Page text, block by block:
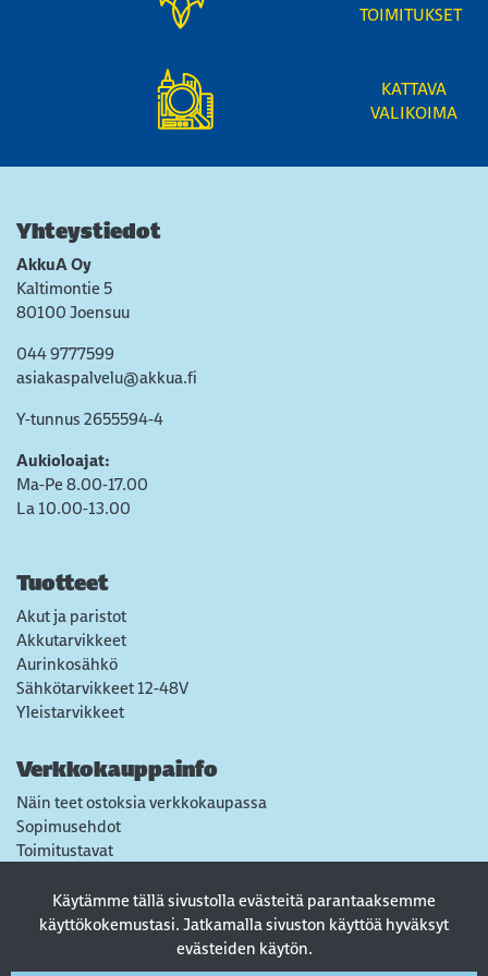
Käytämme tällä sivustolla evästeitä parantaaksemme
käyttökokemustasi. Jatkamalla sivuston käyttöä hyväksyt
evästeiden käytön.
TOIMITUKSET
KATTAVA
VALIKOIMA
Yhteystiedot
AkkuA Oy
Kaltimontie 5
80100 Joensuu
044 9777599
asiakaspalvelu@akkua.fi
Y-tunnus 2655594-4
Aukioloajat:
Ma-Pe 8.00-17.00
La 10.00-13.00
Tuotteet
Akut ja paristot
Akkutarvikkeet
Aurinkosähkö
Sähkötarvikkeet 12-48V
Yleistarvikkeet
Verkkokauppainfo
Näin teet ostoksia verkkokaupassa
Sopimusehdot
Toimitustavat
Tietosuojaseloste
Usein kysytyt kysymykset